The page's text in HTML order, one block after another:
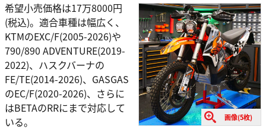
画像(5枚)
希望小売価格は17万8000円
(税込)。適合車種は幅広く、
KTMのEXC/F(2005-2026)や
790/890 ADVENTURE(2019-
2022)、ハスクバーナの
FE/TE(2014-2026)、GASGAS
のEC/F(2020-2026)、さらに
はBETAのRRにまで対応して
いる。